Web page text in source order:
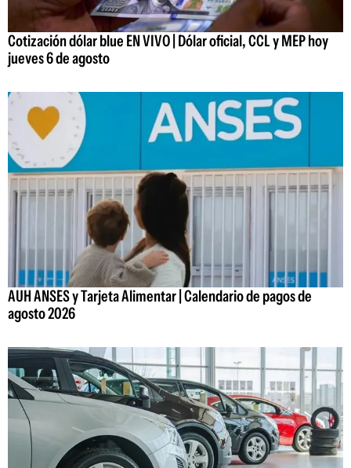
Cotización dólar blue EN VIVO | Dólar oficial, CCL y MEP hoy
jueves 6 de agosto
AUH ANSES y Tarjeta Alimentar | Calendario de pagos de
agosto 2026